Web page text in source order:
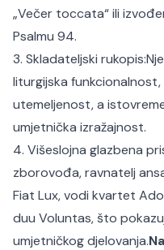
„Večer toccata“ ili
Psalmu 94.
3. Skladateljski rukopis:
liturgijska
utemeljenost, a
umjetnička izražajnost.
4. Višeslojna glazbena
zborovođa, ravnatelj
Fiat Lux, vodi kvartet
duu Voluntas, što
umjetničkog djelovanja.